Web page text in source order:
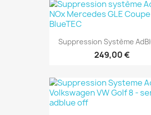
Suppression Système
249,00 €